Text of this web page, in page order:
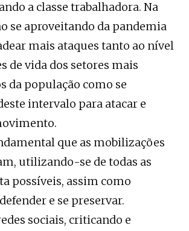
a classe trabalhadora. Na
se aproveitando da pandemia
mais ataques tanto ao nível
de vida dos setores mais
da população como se
intervalo para atacar e
que as mobilizações
utilizando-se de todas as
possíveis, assim como
e se preservar.
sociais, criticando e